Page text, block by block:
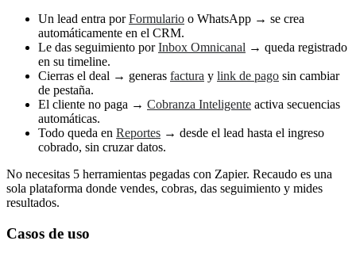
Un lead entra porFormulario o WhatsApp → se crea
automáticamente en el CRM.
Le das seguimiento porInbox Omnicanal → queda registrado
en su timeline.
Cierras el deal → generas factura y link de pago sin cambiar
de pestaña.
El cliente no paga → Cobranza Inteligente activa secuencias
automáticas.
Todo queda en Reportes → desde el lead hasta el ingreso
cobrado, sin cruzar datos.
No necesitas 5 herramientas pegadas con Zapier. Recaudo es una
sola plataforma donde vendes, cobras, das seguimiento y mides
resultados.
Casos de uso